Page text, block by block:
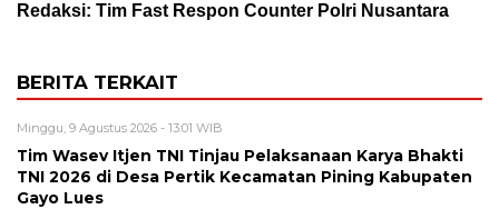
Redaksi: Tim Fast Respon Counter Polri Nusantara
BERITA TERKAIT
Minggu, 9 Agustus 2026 - 13:01 WIB
Tim Wasev Itjen TNI Tinjau Pelaksanaan Karya Bhakti
TNI 2026 di Desa Pertik Kecamatan Pining Kabupaten
Gayo Lues